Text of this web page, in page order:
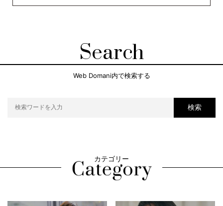
Search
Web Domani内で検索する
検索
カテゴリー